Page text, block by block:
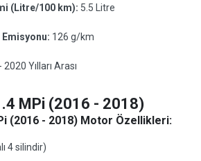
(Litre/100 km): 5.5 Litre
126 g/km
Yılları Arası
MPi (2016 - 2018)
(2016 - 2018) Motor Özellikleri:
4 silindir)